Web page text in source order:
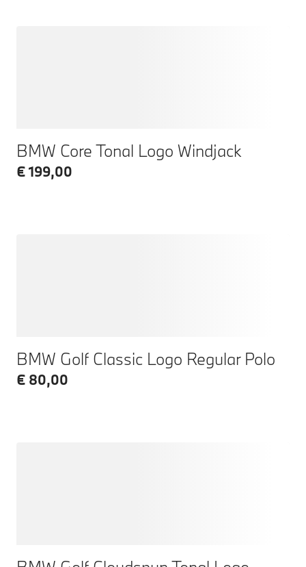
BMW Core Tonal Logo Windjack
€ 199,00
BMW Golf Classic Logo Regular Polo
€ 80,00